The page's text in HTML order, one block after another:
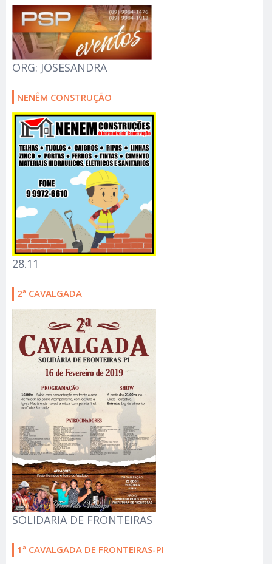
ORG: JOSESANDRA
NENÊM CONSTRUÇÃO
28.11
2ª CAVALGADA
SOLIDARIA DE FRONTEIRAS
1ª CAVALGADA DE FRONTEIRAS-PI